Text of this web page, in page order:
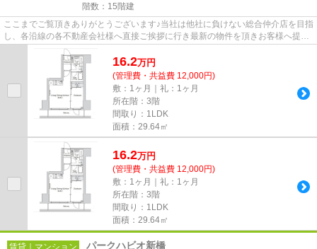
階数：15階建
ここまでご覧頂きありがとうございます♪当社は他社に負けない総合仲介店を目指
し、各沿線の各不動産会社様へ直接ご挨拶に行き最新の物件を頂きお客様へ提供
しております！最新の情報は...
16.2万円
(管理費・共益費 12,000円)
敷：1ヶ月｜礼：1ヶ月
所在階：3階
間取り：1LDK
面積：29.64㎡
16.2万円
(管理費・共益費 12,000円)
敷：1ヶ月｜礼：1ヶ月
所在階：3階
間取り：1LDK
面積：29.64㎡
賃貸｜マンション パークハビオ新橋